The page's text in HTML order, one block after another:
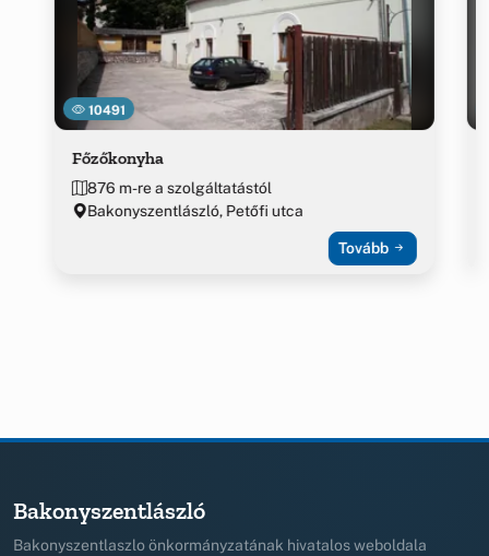
10491
Főzőkonyha
876 m-re a szolgáltatástól
Bakonyszentlászló, Petőfi utca
Tovább
Bakonyszentlászló
Bakonyszentlaszlo önkormányzatának hivatalos weboldala